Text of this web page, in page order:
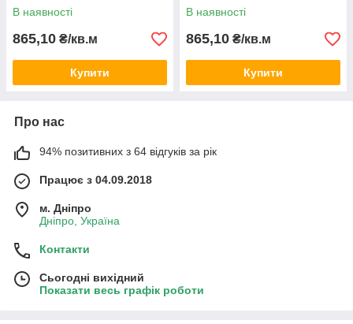
Premium Rectangular Dark Grey
В наявності
865,10 ₴/кв.м
Купити
В наявності
865,10 ₴/кв.м
Купити
Про нас
94% позитивних з 64 відгуків за рік
Працює з 04.09.2018
м. Дніпро
Дніпро, Україна
Контакти
Сьогодні вихідний
Показати весь графік роботи